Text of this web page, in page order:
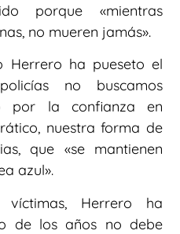
porque «mientras
no mueren jamás».
Herrero ha pueseto el
no buscamos
por la confianza en
nuestra forma de
que «se mantienen
azul».
Herrero ha
de los años no debe